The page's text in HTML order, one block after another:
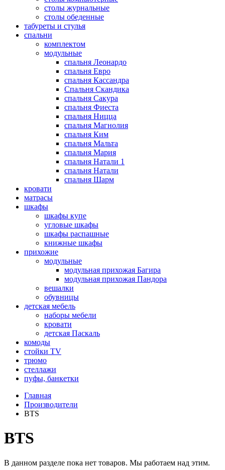
столы журнальные
столы обеденные
табуреты и стулья
спальни
комплектом
модульные
спальня Леонардо
спальня Евро
спальня Кассандра
Спальня Скандика
спальня Сакура
спальня Фиеста
спальня Ницца
спальня Магнолия
спальня Ким
спальня Мальта
спальня Мария
спальня Натали 1
спальня Натали
спальня Шарм
кровати
матрасы
шкафы
шкафы купе
угловые шкафы
шкафы распашные
книжные шкафы
прихожие
модульные
модульная прихожая Багира
модульная прихожая Пандора
вешалки
обувницы
детская мебель
наборы мебели
кровати
детская Паскаль
комоды
стойки TV
трюмо
стеллажи
пуфы, банкетки
Главная
Производители
BTS
BTS
В данном разделе пока нет товаров. Мы работаем над этим.